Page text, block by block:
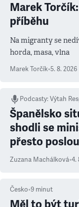
Marek
příběhu
Na migranty se
horda, masa, vlna
Marek Torčík•5. 8. 2026
Podcasty:Výtah
Španělsko
shodli se
přesto
Zuzana Machálková•4.
Česko•9 minut
Měl to být